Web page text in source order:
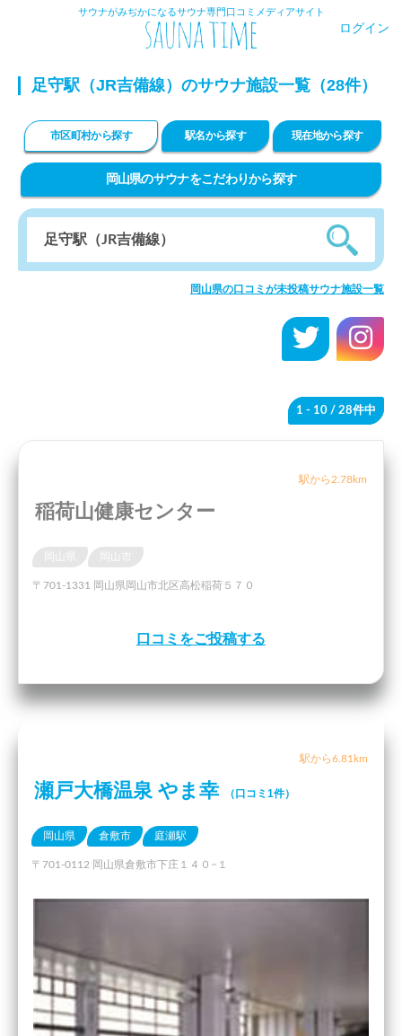
サウナがみぢかになるサウナ専門口コミメディアサイト
ログイン
足守駅（JR吉備線）のサウナ施設一覧（28件）
市区町村から探す 駅名から探す 現在地から探す
岡山県のサウナをこだわりから探す
岡山県の口コミが未投稿サウナ施設一覧
1 - 10 / 28件中
駅から2.78km
稲荷山健康センター
〒701-1331 岡山県岡山市北区高松稲荷５７０
口コミをご投稿する
駅から6.81km
瀬戸大橋温泉 やま幸 （口コミ1件）
岡山県 倉敷市 庭瀬駅
〒701-0112 岡山県倉敷市下庄１４０−１